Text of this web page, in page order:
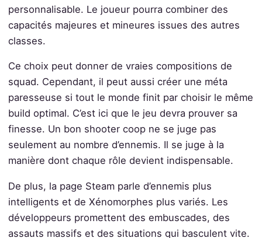
personnalisable. Le joueur pourra combiner des
capacités majeures et mineures issues des autres
classes.
Ce choix peut donner de vraies compositions de
squad. Cependant, il peut aussi créer une méta
paresseuse si tout le monde finit par choisir le même
build optimal. C’est ici que le jeu devra prouver sa
finesse. Un bon shooter coop ne se juge pas
seulement au nombre d’ennemis. Il se juge à la
manière dont chaque rôle devient indispensable.
De plus, la page Steam parle d’ennemis plus
intelligents et de Xénomorphes plus variés. Les
développeurs promettent des embuscades, des
assauts massifs et des situations qui basculent vite.